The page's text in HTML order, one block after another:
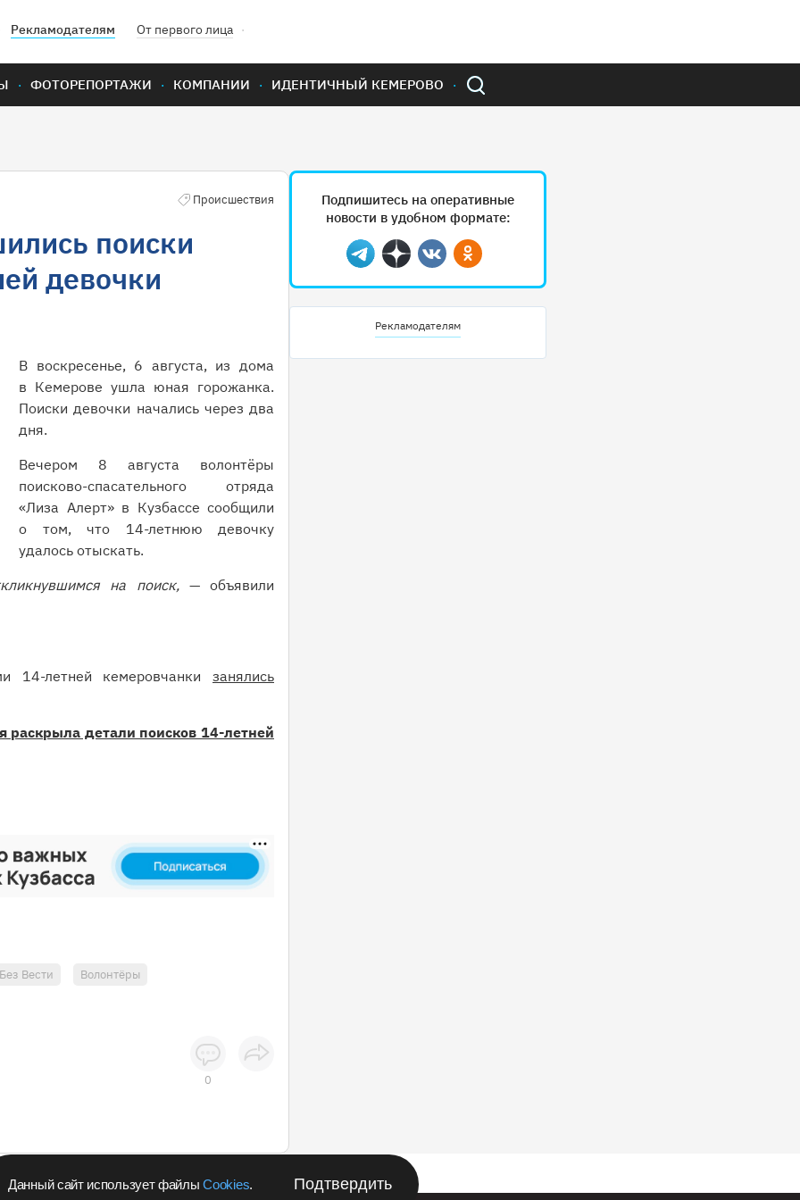
Рекламодателям От первого лица
ФОТОРЕПОРТАЖИ КОМПАНИИ ИДЕНТИЧНЫЙ КЕМЕРОВО
Данный сайт использует файлыCookies. Подтвердить
Происшествия
поиски
девочки
В воскресенье, 6 августа, из дома
в Кемерове ушла юная горожанка.
Поиски девочки начались через два
дня.
Вечером 8 августа волонтёры
поисково-спасательного отряда
«Лиза Алерт» в Кузбассе сообщили
о том, что 14-летнюю девочку
удалось отыскать.
на поиск, — объявили
14-летней кемеровчанки занялись
детали поисков 14-летней
Вести Волонтёры
0
Подпишитесь на оперативные
новости в удобном формате:
Telegram
ДзенВконтактеОдноклассники
Рекламодателям